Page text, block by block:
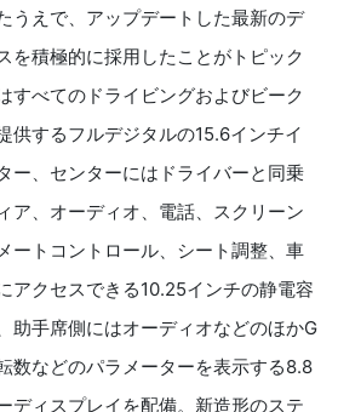
うえで、アップデートした最新のデ
を積極的に採用したことがトピック
すべてのドライビングおよびビーク
供するフルデジタルの15.6インチイ
ー、センターにはドライバーと同乗
ア、オーディオ、電話、スクリーン
ートコントロール、シート調整、車
アクセスできる10.25インチの静電容
助手席側にはオーディオなどのほかG
数などのパラメーターを表示する8.8
ディスプレイを配備。新造形のステ